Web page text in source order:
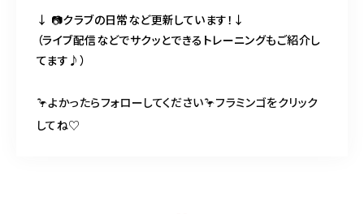
↓ 📷クラブの日常など更新しています！↓
（ライブ配信などでサクッとできるトレーニングもご紹介し
てます♪）
🦩よかったらフォローしてください🦩フラミンゴをクリック
してね♡